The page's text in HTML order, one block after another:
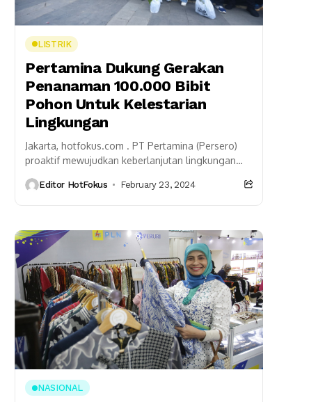
LISTRIK
Pertamina Dukung Gerakan
Penanaman 100.000 Bibit
Pohon Untuk Kelestarian
Lingkungan
Jakarta, hotfokus.com . PT Pertamina (Persero)
proaktif mewujudkan keberlanjutan lingkungan
Zero Emission Indonesia 2060. Salah satunya...
Editor HotFokus February 23, 2024
NASIONAL